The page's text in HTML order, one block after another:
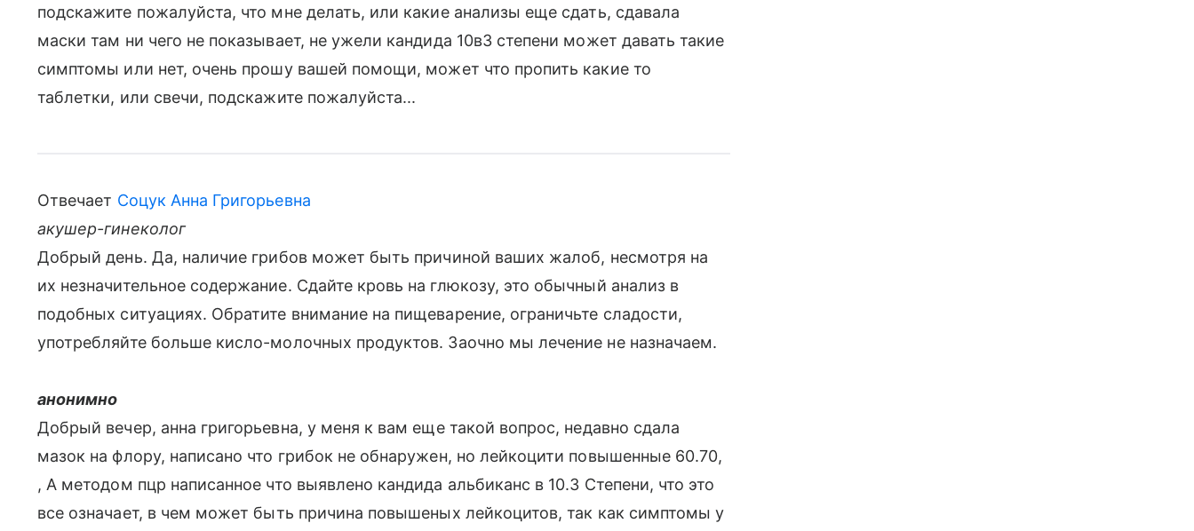
подскажите пожалуйста, что мне делать, или какие анализы еще сдать, сдавала
маски там ни чего не показывает, не ужели кандида 10в3 степени может давать такие
симптомы или нет, очень прошу вашей помощи, может что пропить какие то
таблетки, или свечи, подскажите пожалуйста...
Отвечает Соцук Анна Григорьевна
акушер-гинеколог
Добрый день. Да, наличие грибов может быть причиной ваших жалоб, несмотря на
их незначительное содержание. Сдайте кровь на глюкозу, это обычный анализ в
подобных ситуациях. Обратите внимание на пищеварение, ограничьте сладости,
употребляйте больше кисло-молочных продуктов. Заочно мы лечение не назначаем.
анонимно
Добрый вечер, анна григорьевна, у меня к вам еще такой вопрос, недавно сдала
мазок на флору, написано что грибок не обнаружен, но лейкоцити повышенные 60.70,
, А методом пцр написанное что выявлено кандида альбиканс в 10.3 Степени, что это
все означает, в чем может быть причина повышеных лейкоцитов, так как симптомы у